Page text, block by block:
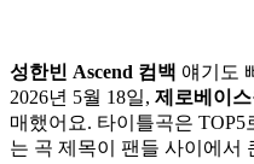
성한빈 Ascend 컴백 얘기도
2026년 5월 18일, 제로베이스
매했어요. 타이틀곡은 TOP5
는 곡 제목이 팬들 사이에서